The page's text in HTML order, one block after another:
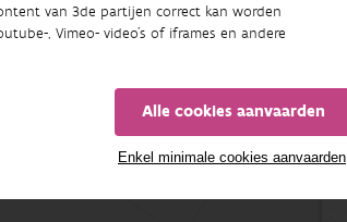
van 3de partijen correct kan worden
, Vimeo- video's of iframes en andere
Alle cookies aanvaarden
Enkel minimale cookies aanvaarden